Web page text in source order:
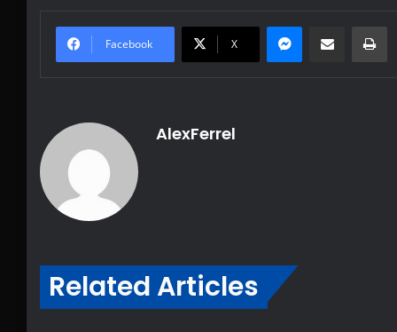
Facebook X
Messenger
Share via Email
AlexFerrel
Related Articles